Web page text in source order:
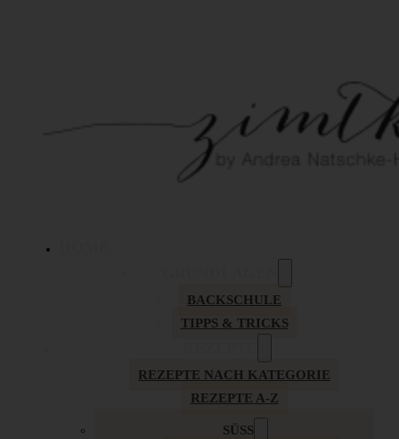
BACKSCHULE
TIPPS & TRICKS
REZEPTE NACH KATEGORIE
REZEPTE A-Z
SÜSS